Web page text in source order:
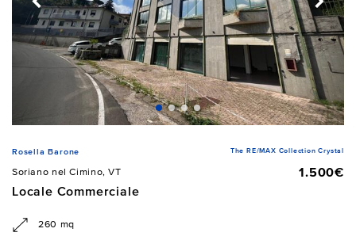
Rosella Barone The RE/MAX Collection Crystal
Soriano nel Cimino, VT
1.500€
Locale Commerciale
260 mq